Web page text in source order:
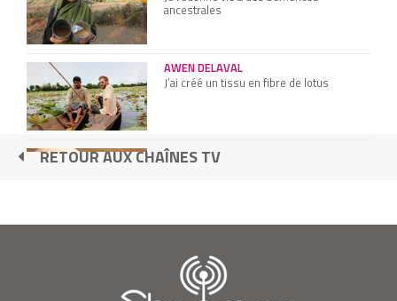
ancestrales
AWEN DELAVAL
J’ai créé un tissu en fibre de lotus
Présentation de l'école Shamengo
Nous transformons l’eau des marres en
eau potable
RETOUR AUX CHAÎNES TV